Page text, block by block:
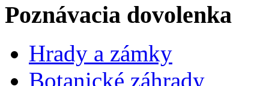
Poznávacia dovolenka
Hrady a zámky
Botanické záhrady